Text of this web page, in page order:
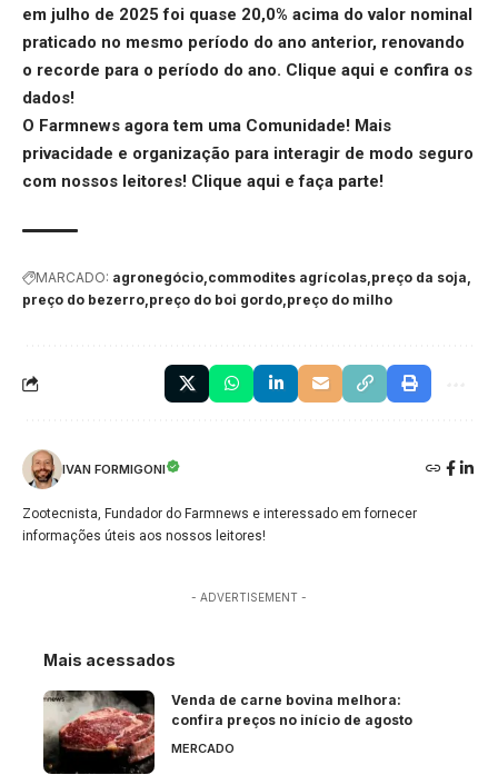
em julho de 2025 foi quase 20,0% acima do valor nominal
praticado no mesmo período do ano anterior, renovando
o recorde para o período do ano. Clique aqui e confira os
dados!
O Farmnews agora tem uma Comunidade! Mais
privacidade e organização para interagir de modo seguro
com nossos leitores! Clique aqui e faça parte!
MARCADO: agronegócio commodites agrícolas preço da soja
preço do bezerro preço do boi gordo preço do milho
IVAN FORMIGONI
Zootecnista, Fundador do Farmnews e interessado em fornecer
informações úteis aos nossos leitores!
- ADVERTISEMENT -
Mais acessados
Venda de carne bovina melhora:
confira preços no início de agosto
MERCADO